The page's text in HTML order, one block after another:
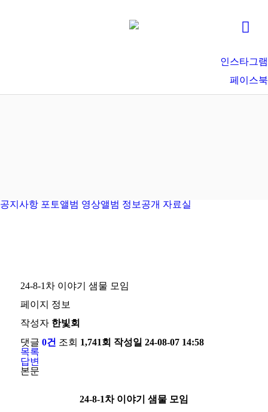
인스타그램
페이스북
공지사항 포토앨범 영상앨범 정보공개 자료실
24-8-1차 이야기 샘물 모임
페이지 정보
작성자 한빛회
댓글 0건 조회 1,741회 작성일 24-08-07 14:58
목록
답변
본문
24-8-1차 이야기 샘물 모임